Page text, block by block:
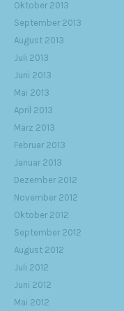
Oktober 2013
September 2013
August 2013
Juli 2013
Juni 2013
Mai 2013
April 2013
März 2013
Februar 2013
Januar 2013
Dezember 2012
November 2012
Oktober 2012
September 2012
August 2012
Juli 2012
Juni 2012
Mai 2012